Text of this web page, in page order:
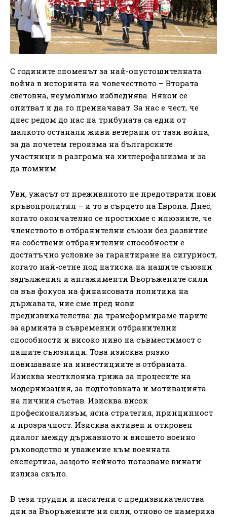
С годините споменът за най-опустошителната
война в историята на човечеството – Втората
световна, неумолимо избледнява. Някои се
опитват и да го преиначават. За нас е чест, че
днес редом до нас на трибуната са едни от
малкото останали живи ветерани от тази война,
за да почетем героизма на българските
участници в разгрома на хитлерофашизма и за
да помним.
Уви, ужасът от преживяното не предотврати нови
кръвопролития – и то в сърцето на Европа. Днес,
когато окончателно се простихме с илюзиите, че
членството в отбранителни съюзи без развитие
на собствени отбранителни способности е
достатъчно условие за гарантиране на сигурност,
когато най-сетне под натиска на нашите съюзни
задължения и ангажименти Въоръжените сили
са във фокуса на финансовата политика на
държавата, ние сме пред нови
предизвикателства: да трансформираме парите
за армията в съвременни отбранителни
способности и високо ниво на съвместимост с
нашите съюзници. Това изисква рязко
повишаване на инвестициите в отбраната.
Изисква неотклонна грижа за процесите на
модернизация, за подготовката и мотивацията
на личния състав. Изисква висок
професионализъм, ясна стратегия, принципност
и прозрачност. Изисква активен и откровен
диалог между държавното и висшето военно
ръководство и уважение към военната
експертиза, защото нейното погазване винаги
излиза скъпо.
В тези трудни и наситени с предизвикателства
дни за Въоръжените ни сили, отново се намериха